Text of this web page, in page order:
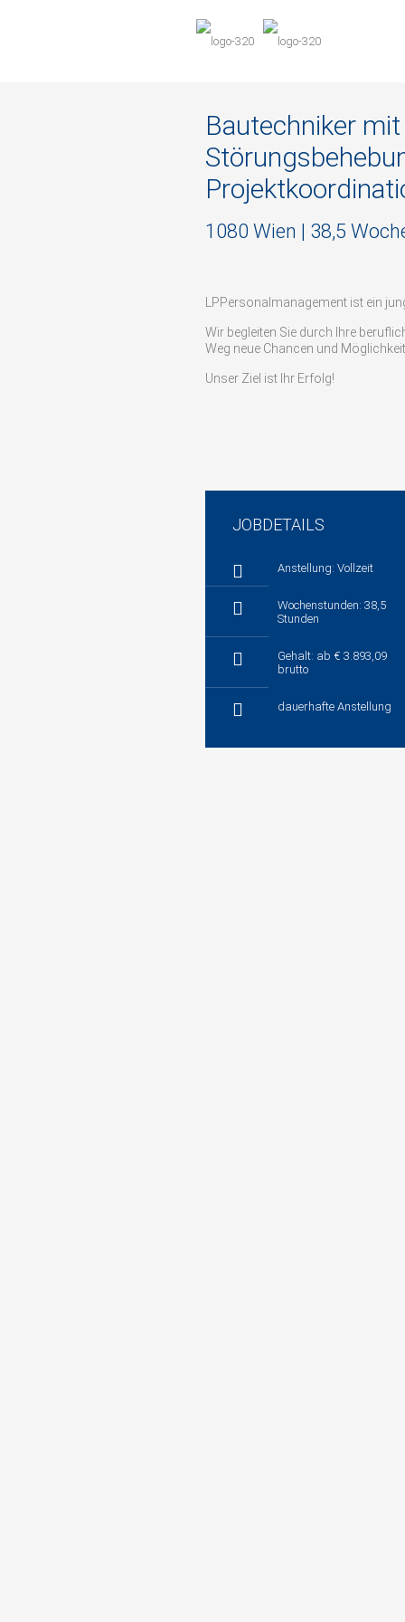
Bautechniker
1080 Wien | 38,5
LPPersonalmanagement ist ein
Wir begleiten Sie durch Ihre
Weg neue Chancen und
Unser Ziel ist Ihr Erfolg!
JOBDETAILS
Anstellung: Vollzeit
Wochenstunden: 38,5
Stunden
Gehalt: ab € 3.893,09
brutto
dauerhafte Anstellung